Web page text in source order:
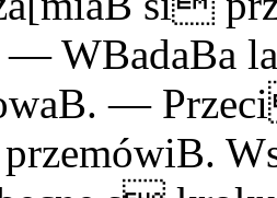
— WBadaBa
—